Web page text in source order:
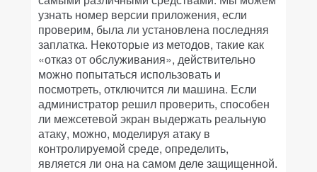
узнать номер версии приложения, если
проверим, была ли установлена последняя
заплатка. Некоторые из методов, такие как
«отказ от обслуживания», действительно
можно попытаться использовать и
посмотреть, отключится ли машина. Если
администратор решил проверить, способен
ли межсетевой экран выдержать реальную
атаку, можно, моделируя атаку в
контролируемой среде, определить,
является ли она на самом деле защищенной.